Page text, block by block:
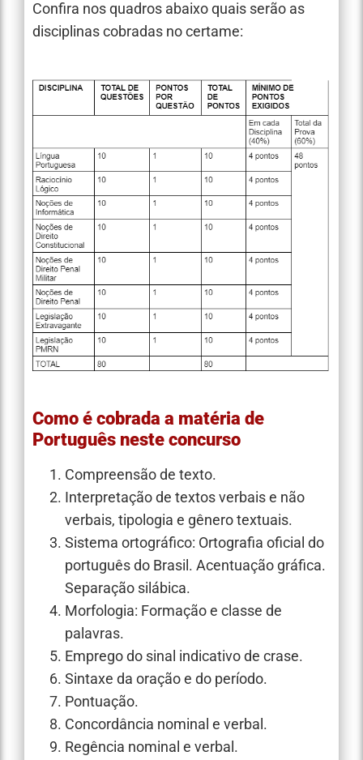
Confira nos quadros abaixo quais serão as
disciplinas cobradas no certame:
Como é cobrada a matéria de
Português neste concurso
Compreensão de texto.
Interpretação de textos verbais e não
verbais, tipologia e gênero textuais.
Sistema ortográfico: Ortografia oficial do
português do Brasil. Acentuação gráfica.
Separação silábica.
Morfologia: Formação e classe de
palavras.
Emprego do sinal indicativo de crase.
Sintaxe da oração e do período.
Pontuação.
Concordância nominal e verbal.
Regência nominal e verbal.